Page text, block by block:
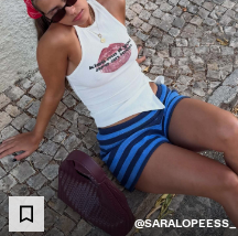
@SARALOPEESS_